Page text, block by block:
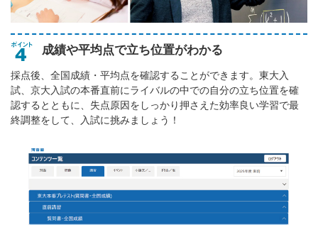
成績や平均点で立ち位置がわかる
採点後、全国成績・平均点を確認することができます。東大入
試、京大入試の本番直前にライバルの中での自分の立ち位置を確
認するとともに、失点原因をしっかり押さえた効率良い学習で最
終調整をして、入試に挑みましょう！